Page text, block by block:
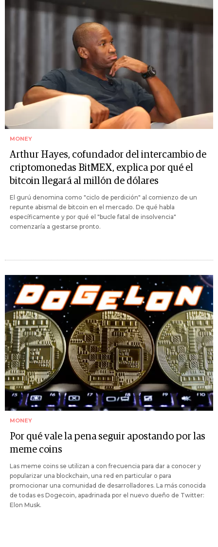
MONEY
Arthur Hayes, cofundador del intercambio de
criptomonedas BitMEX, explica por qué el
bitcoin llegará al millón de dólares
El gurú denomina como "ciclo de perdición" al comienzo de un
repunte abismal de bitcoin en el mercado. De qué habla
específicamente y por qué el "bucle fatal de insolvencia"
comenzaría a gestarse pronto.
MONEY
Por qué vale la pena seguir apostando por las
meme coins
Las meme coins se utilizan a con frecuencia para dar a conocer y
popularizar una blockchain, una red en particular o para
promocionar una comunidad de desarrolladores. La más conocida
de todas es Dogecoin, apadrinada por el nuevo dueño de Twitter:
Elon Musk.